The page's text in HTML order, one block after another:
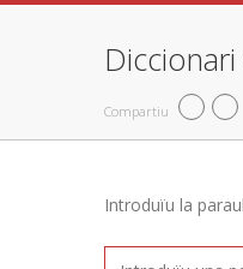
Compartiu
Introduïu la